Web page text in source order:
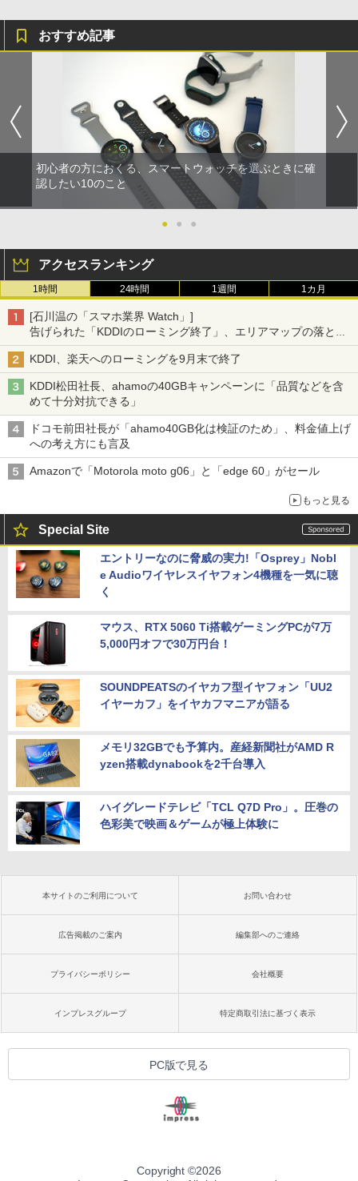
おすすめ記事
初心者の方におくる、スマートウォッチを選ぶときに確
認したい10のこと
● ● ●
アクセスランキング
1時間 24時間 1週間 1カ月
[石川温の「スマホ業界 Watch」]
告げられた「KDDIのローミング終了」、エリアマップの落とし
穴と楽天モバイルの課題
KDDI、楽天へのローミングを9月末で終了
KDDI松田社長、ahamoの40GBキャンペーンに「品質などを含
めて十分対抗できる」
ドコモ前田社長が「ahamo40GB化は検証のため」、料金値上げ
への考え方にも言及
Amazonで「Motorola moto g06」と「edge 60」がセール
もっと見る
Special Site
エントリーなのに脅威の実力!「Osprey」Nobl
e Audioワイヤレスイヤフォン4機種を一気に聴
く
マウス、RTX 5060 Ti搭載ゲーミングPCが7万
5,000円オフで30万円台！
SOUNDPEATSのイヤカフ型イヤフォン「UU2
イヤーカフ」をイヤカフマニアが語る
メモリ32GBでも予算内。産経新聞社がAMD R
yzen搭載dynabookを2千台導入
ハイグレードテレビ「TCL Q7D Pro」。圧巻の
色彩美で映画＆ゲームが極上体験に
本サイトのご利用について お問い合わせ
広告掲載のご案内 編集部へのご連絡
プライバシーポリシー 会社概要
インプレスグループ 特定商取引法に基づく表示
PC版で見る
Copyright ©2026